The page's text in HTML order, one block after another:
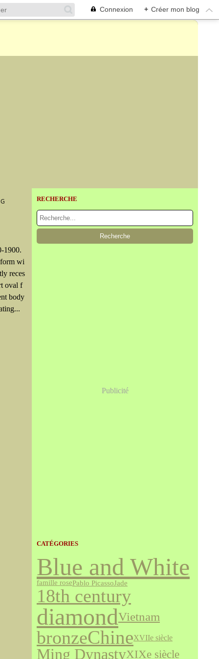
Connexion + Créer mon blog
1900.
wi
reces
oval f
body
RECHERCHE
Publicité
CATÉGORIES
Blue and White
famille rosePablo PicassoJade
18th century
diamondVietnam
bronzeChineXVIIe siècle
Ming DynastyXIXe siècle